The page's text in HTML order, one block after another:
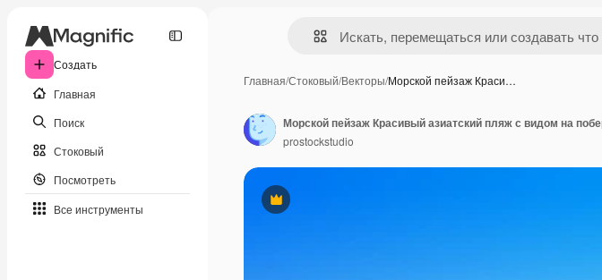
Создать
Главная
Поиск
Стоковый
Посмотреть
Все инструменты
Главная/Стоковый/Векторы/Морской пейзаж Краси…
Премиум
prostockstudio